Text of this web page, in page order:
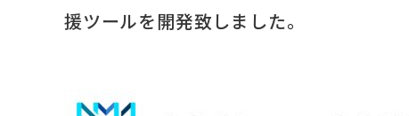
援ツールを開発致しました。